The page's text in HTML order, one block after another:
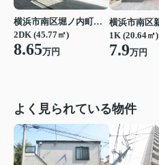
横浜市南区堀ノ内町２丁目
2DK (45.77㎡)
8.65万円
1K (20.64㎡)
7.9万円
よく見られている物件